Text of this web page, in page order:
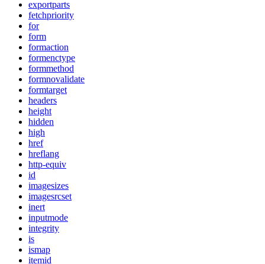
exportparts
fetchpriority
for
form
formaction
formenctype
formmethod
formnovalidate
formtarget
headers
height
hidden
high
href
hreflang
http-equiv
id
imagesizes
imagesrcset
inert
inputmode
integrity
is
ismap
itemid